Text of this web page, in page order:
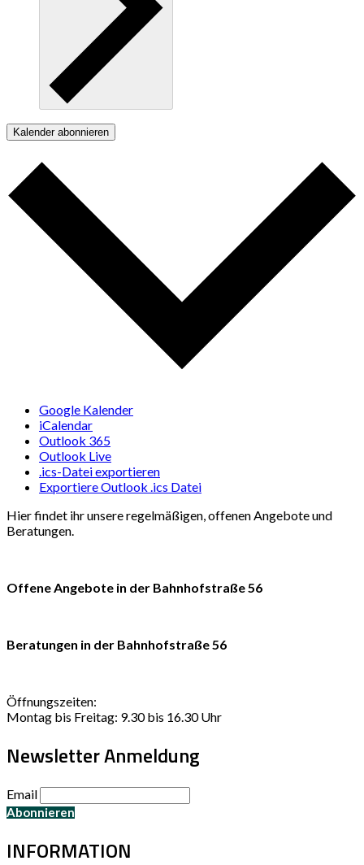
Kalender abonnieren
Google Kalender
iCalendar
Outlook 365
Outlook Live
.ics-Datei exportieren
Exportiere Outlook .ics Datei
Hier findet ihr unsere regelmäßigen, offenen Angebote und
Beratungen.
Offene Angebote in der Bahnhofstraße 56
Beratungen in der Bahnhofstraße 56
Öffnungszeiten:
Montag bis Freitag: 9.30 bis 16.30 Uhr
Newsletter Anmeldung
Email
INFORMATION